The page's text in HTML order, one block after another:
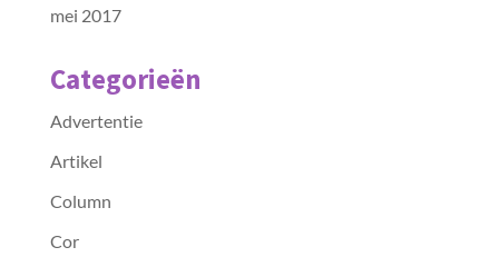
mei 2017
Categorieën
Advertentie
Artikel
Column
Cor